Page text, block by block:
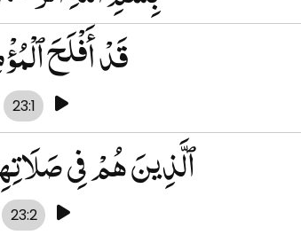
قَدْ أَفْلَحَ
23:1
ٱلَّذِينَ هُمْ فِى
23:2